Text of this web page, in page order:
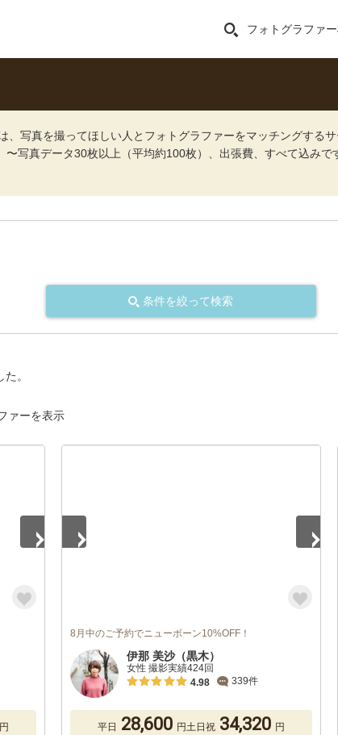
フォトグラファ
、写真を撮ってほしい人とフォトグラファーをマッチングするサ
写真データ30枚以上（平均約100枚）、出張費、すべて込みで
条件を絞って検索
。
ァーを表示
円
8月中のご予約でニューボーン10%OFF！
伊那 美沙（黒木）
女性 撮影実績424回
4.98
339件
平日 28,600 円土日祝 34,320 円